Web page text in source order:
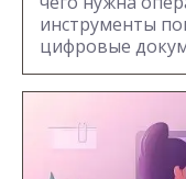
инструменты
цифровые